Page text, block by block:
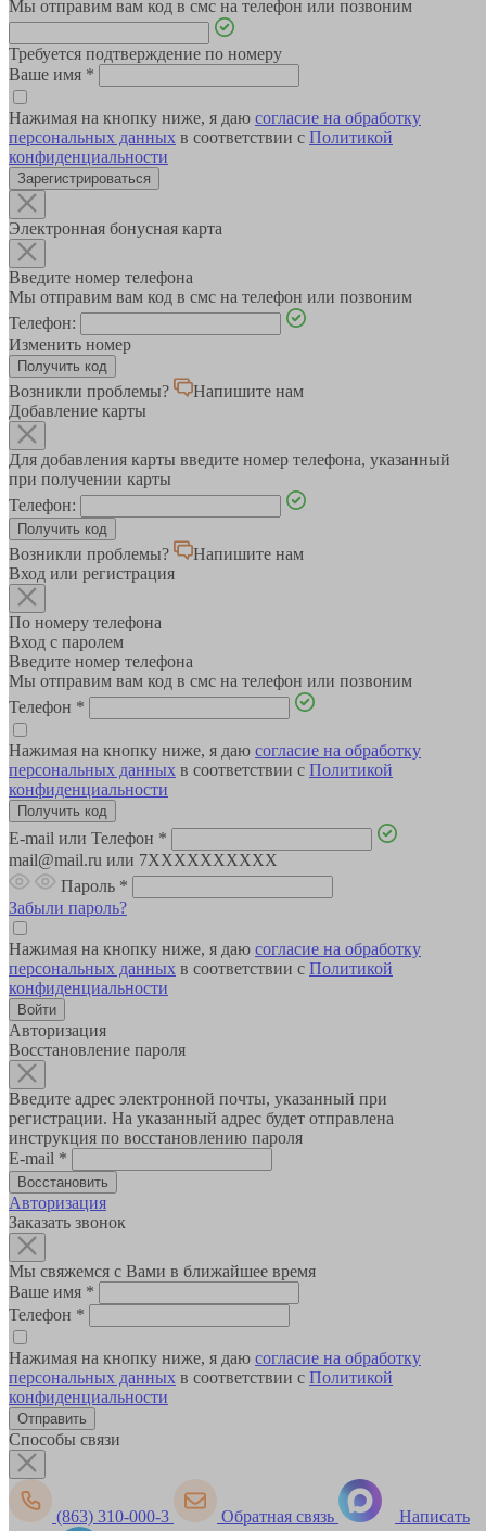
Мы отправим вам код в смс на телефон или позвоним
Требуется подтверждение по номеру
Ваше имя *
Нажимая на кнопку ниже, я даю согласие на обработку
персональных данных в соответствии с Политикой
конфиденциальности
Зарегистрироваться
Электронная бонусная карта
Введите номер телефона
Мы отправим вам код в смс на телефон или позвоним
Телефон:
Изменить номер
Возникли проблемы?
Напишите нам
Добавление карты
Для добавления карты введите номер телефона, указанный
при получении карты
Телефон:
Возникли проблемы?
Напишите нам
Вход или регистрация
По номеру телефона
Вход с паролем
Введите номер телефона
Мы отправим вам код в смс на телефон или позвоним
Телефон *
Нажимая на кнопку ниже, я даю согласие на обработку
персональных данных в соответствии с Политикой
конфиденциальности
E-mail или Телефон *
mail@mail.ru или 7XXXXXXXXXX
Пароль *
Забыли пароль?
Нажимая на кнопку ниже, я даю согласие на обработку
персональных данных в соответствии с Политикой
конфиденциальности
Авторизация
Восстановление пароля
Введите адрес электронной почты, указанный при
регистрации. На указанный адрес будет отправлена
инструкция по восстановлению пароля
E-mail *
Авторизация
Заказать звонок
Мы свяжемся с Вами в ближайшее время
Ваше имя *
Телефон *
Нажимая на кнопку ниже, я даю согласие на обработку
персональных данных в соответствии с Политикой
конфиденциальности
Способы связи
(863) 310-000-3 Обратная связь Написать